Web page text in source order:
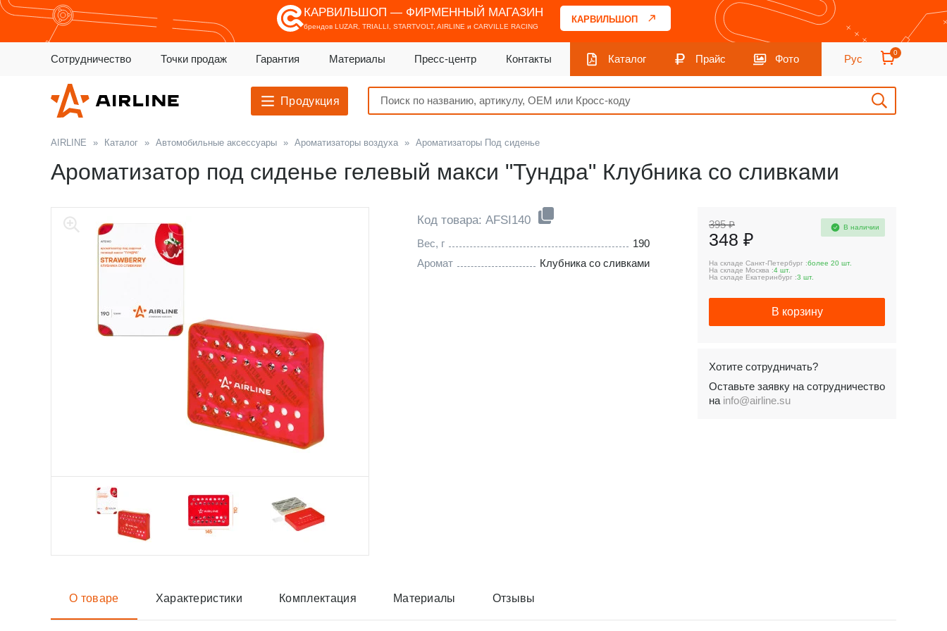
КАРВИЛЬШОП — ФИРМЕННЫЙ МАГАЗИН
брендов LUZAR, TRIALLI, STARTVOLT, AIRLINE и CARVILLE RACING
КАРВИЛЬШОП
Сотрудничество Точки продаж Гарантия Материалы Пресс-центр Контакты Каталог Прайс Фото Рус
0
Продукция
AIRLINE » Каталог » Автомобильные аксессуары » Ароматизаторы воздуха » Ароматизаторы Под сиденье
Ароматизатор под сиденье гелевый макси "Тундра" Клубника со сливками
Код товара: AFSI140
Вес, г
190
Аромат
Клубника со сливками
395 ₽
348 ₽
В наличии
На складе Санкт-Петербург :более 20 шт.
На складе Москва :4 шт.
На складе Екатеринбург :3 шт.
В корзину
Хотите сотрудничать?
Оставьте заявку на сотрудничество
на info@airline.su
О товаре Характеристики Комплектация Материалы Отзывы